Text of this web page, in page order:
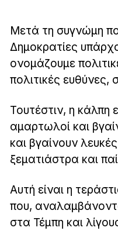
Μετά τη συγνώμη
Δημοκρατίες
ονομάζουμε
πολιτικές ευθύνες,
Τουτέστιν, η κάλπη
αμαρτωλοί και
και βγαίνουν
ξεματιάστρα και
Αυτή είναι η
που,
στα Τέμπη και